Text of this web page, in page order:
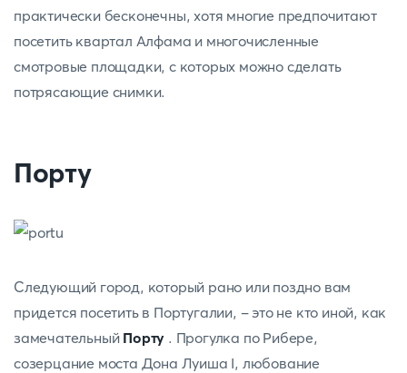
практически бесконечны, хотя многие предпочитают
посетить квартал Алфама и многочисленные
смотровые площадки, с которых можно сделать
потрясающие снимки.
Порту
Следующий город, который рано или поздно вам
придется посетить в Португалии, - это не кто иной, как
замечательный Порту . Прогулка по Рибере,
созерцание моста Дона Луиша I, любование